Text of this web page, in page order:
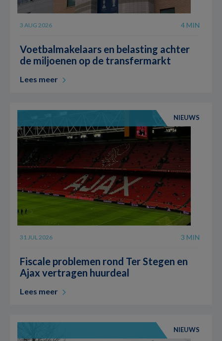
3 AUG 2026 4 MIN
Voetbalmakelaars en belasting achter
de miljoenen op de transfermarkt
Lees meer
NIEUWS
31 JUL 2026 3 MIN
Fiscale problemen rond Ter Stegen en
Ajax vertragen huurdeal
Lees meer
NIEUWS